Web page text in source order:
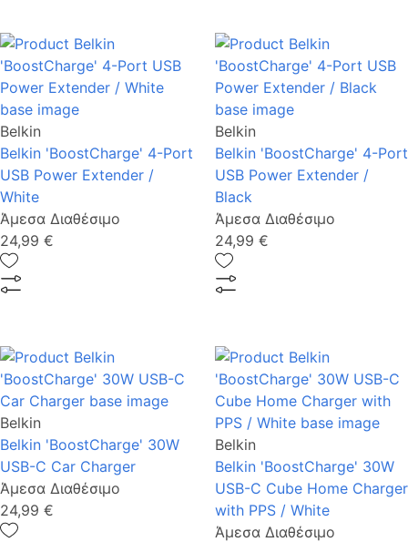
Belkin
Belkin 'BoostCharge' 4-Port
USB Power Extender /
White
Άμεσα Διαθέσιμο
24,99 €
Belkin
Belkin 'BoostCharge' 4-Port
USB Power Extender /
Black
Άμεσα Διαθέσιμο
24,99 €
Belkin
Belkin 'BoostCharge' 30W
USB-C Car Charger
Άμεσα Διαθέσιμο
24,99 €
Belkin
Belkin 'BoostCharge' 30W
USB-C Cube Home Charger
with PPS / White
Άμεσα Διαθέσιμο